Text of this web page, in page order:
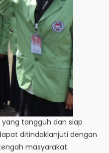
tangguh dan siap
ditindaklanjuti dengan
masyarakat.